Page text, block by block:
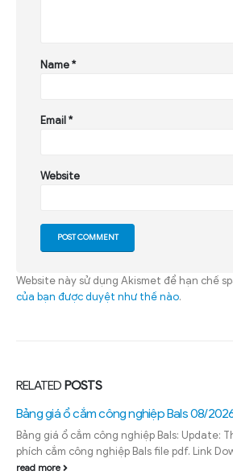
Name*
Email*
Website
Website này sử dụng Akismet để hạn chế
của bạn được duyệt như thế nào.
RELATED POSTS
Bảng giá ổ cắm công nghiệp Bals 08/
Bảng giá ổ cắm công nghiệp Bals: Update:
phích cắm công nghiệp Bals file pdf. Link
read more